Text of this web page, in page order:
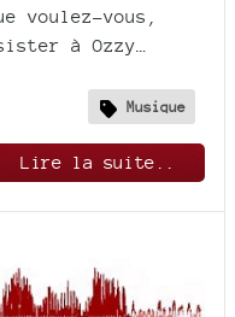
voulez-vous,
à Ozzy…
Musique
Lire la suite..